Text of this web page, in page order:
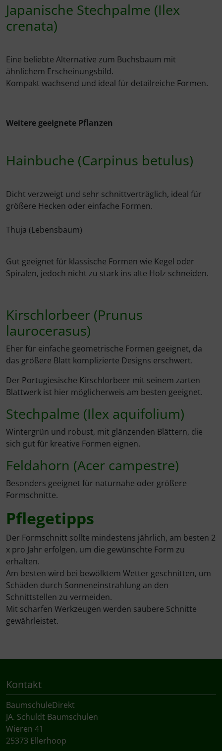
Japanische Stechpalme (Ilex
crenata)
Eine beliebte Alternative zum Buchsbaum mit
ähnlichem Erscheinungsbild.
Kompakt wachsend und ideal für detailreiche Formen.
Weitere geeignete Pflanzen
Hainbuche (Carpinus betulus)
Dicht verzweigt und sehr schnittverträglich, ideal für
größere Hecken oder einfache Formen.
Thuja (Lebensbaum)
Gut geeignet für klassische Formen wie Kegel oder
Spiralen, jedoch nicht zu stark ins alte Holz schneiden.
Kirschlorbeer (Prunus
laurocerasus)
Eher für einfache geometrische Formen geeignet, da
das größere Blatt komplizierte Designs erschwert.
Der Portugiesische Kirschlorbeer mit seinem zarten
Blattwerk ist hier möglicherweis am besten geeignet.
Stechpalme (Ilex aquifolium)
Wintergrün und robust, mit glänzenden Blättern, die
sich gut für kreative Formen eignen.
Feldahorn (Acer campestre)
Besonders geeignet für naturnahe oder größere
Formschnitte.
Pflegetipps
Der Formschnitt sollte mindestens jährlich, am besten 2
x pro Jahr erfolgen, um die gewünschte Form zu
erhalten.
Am besten wird bei bewölktem Wetter geschnitten, um
Schäden durch Sonneneinstrahlung an den
Schnittstellen zu vermeiden.
Mit scharfen Werkzeugen werden saubere Schnitte
gewährleistet.
Kontakt
BaumschuleDirekt
JA. Schuldt Baumschulen
Wieren 41
25373 Ellerhoop